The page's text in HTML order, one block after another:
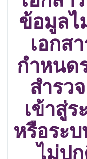
ข้อมูลไ
เอกส
กำหนด
สำรว
เข้าสู่
หรือระ
ไม่ป